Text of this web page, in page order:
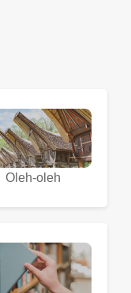
Oleh-oleh